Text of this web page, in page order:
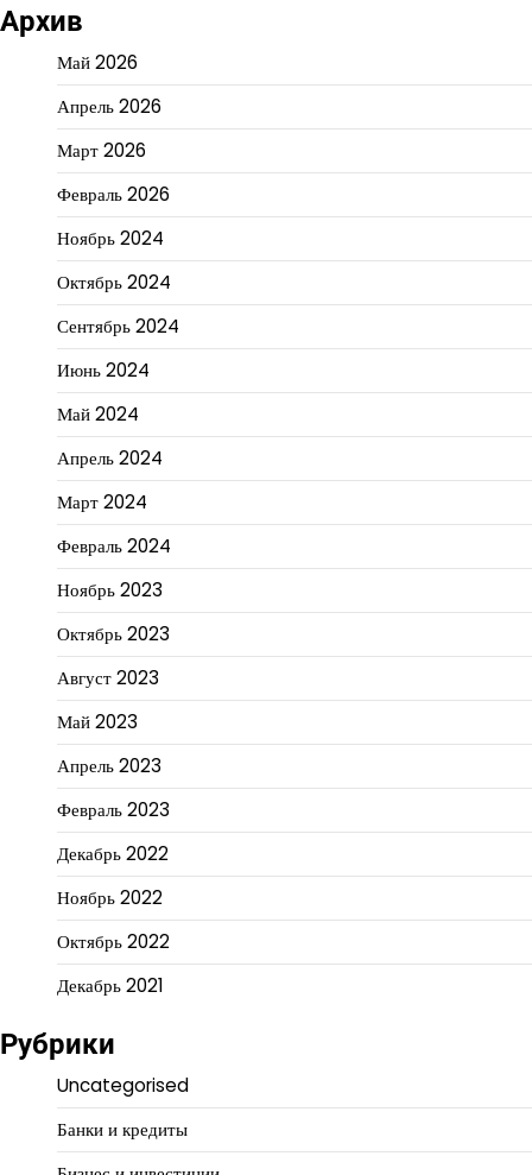
Архив
Май 2026
Апрель 2026
Март 2026
Февраль 2026
Ноябрь 2024
Октябрь 2024
Сентябрь 2024
Июнь 2024
Май 2024
Апрель 2024
Март 2024
Февраль 2024
Ноябрь 2023
Октябрь 2023
Август 2023
Май 2023
Апрель 2023
Февраль 2023
Декабрь 2022
Ноябрь 2022
Октябрь 2022
Декабрь 2021
Рубрики
Uncategorised
Банки и кредиты